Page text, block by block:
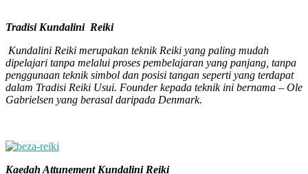
Tradisi Kundalini Reiki
Kundalini Reiki merupakan teknik Reiki yang paling mudah
dipelajari tanpa melalui proses pembelajaran yang panjang, tanpa
penggunaan teknik simbol dan posisi tangan seperti yang terdapat
dalam Tradisi Reiki Usui. Founder kepada teknik ini bernama – Ole
Gabrielsen yang berasal daripada Denmark.
Kaedah Attunement Kundalini Reiki